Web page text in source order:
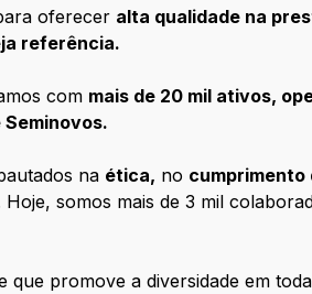
oferecer alta qualidade na
referência.
com mais de 20 mil ativos,
Seminovos.
na ética, no cumprimento
Hoje, somos mais de 3 mil
que promove a diversidade em